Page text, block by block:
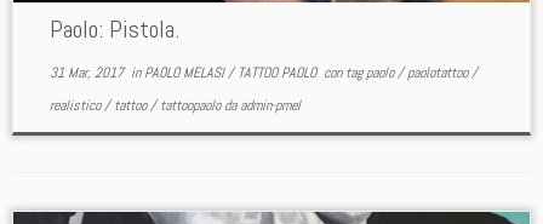
Paolo: Pistola.
31 Mar, 2017inPAOLO MELASI/TATTOO PAOLO con tagpaolo/paolotattoo/
realistico/tattoo/tattoopaolodaadmin-pmel